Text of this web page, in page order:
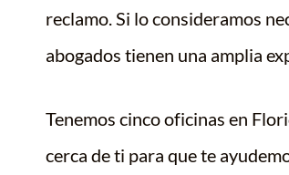
reclamo. Si lo consideramos
abogados tienen una amplia
Tenemos cinco oficinas en
cerca de ti para que te